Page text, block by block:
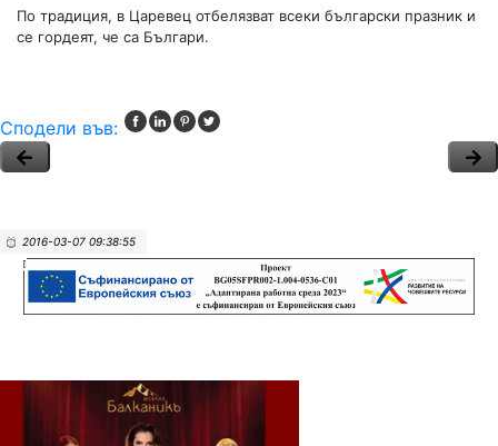
По традиция, в Царевец отбелязват всеки български празник и
се гордеят, че са Българи.
Сподели във:
2016-03-07 09:38:55